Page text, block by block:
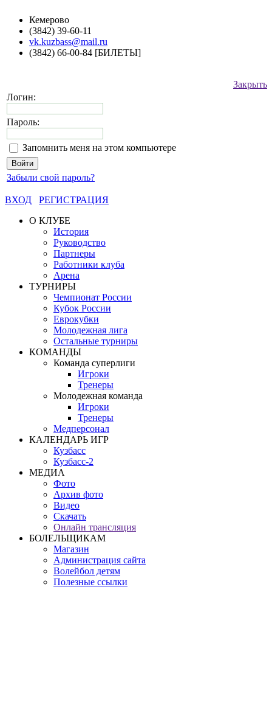
Кемерово
(3842) 39-60-11
vk.kuzbass@mail.ru
(3842) 66-00-84 [БИЛЕТЫ]
Закрыть
Логин:
Пароль:
Запомнить меня на этом компьютере
Забыли свой пароль?
ВХОД
РЕГИСТРАЦИЯ
О КЛУБЕ
История
Руководство
Партнеры
Работники клуба
Арена
ТУРНИРЫ
Чемпионат России
Кубок России
Еврокубки
Молодежная лига
Остальные турниры
КОМАНДЫ
Команда суперлиги
Игроки
Тренеры
Молодежная команда
Игроки
Тренеры
Медперсонал
КАЛЕНДАРЬ ИГР
Кузбасс
Кузбасс-2
МЕДИА
Фото
Архив фото
Видео
Скачать
Онлайн трансляция
БОЛЕЛЬЩИКАМ
Магазин
Администрация сайта
Волейбол детям
Полезные ссылки